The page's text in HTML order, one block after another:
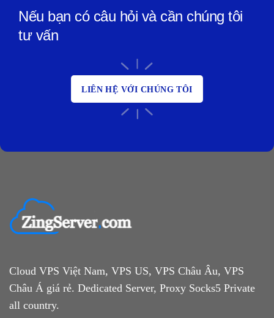
Nếu bạn có câu hỏi và cần chúng tôi
tư vấn
LIÊN HỆ VỚI CHÚNG TÔI
Cloud VPS Việt Nam, VPS US, VPS Châu Âu, VPS
Châu Á giá rẻ. Dedicated Server, Proxy Socks5 Private
all country.